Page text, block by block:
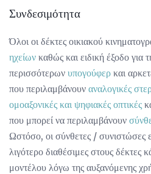
Συνδεσιμότητα
Όλοι οι δέκτες οικιακού
ηχείων καθώς και ειδική έξοδο για
περισσότερων υπογούφερ και
που περιλαμβάνουν αναλογικές
ομοαξονικές και ψηφιακές οπτικές
που μπορεί να περιλαμβάνουν
Ωστόσο, οι σύνθετες / συνιστώσες
λιγότερο διαθέσιμες στους δέκτες
μοντέλου λόγω της αυξανόμενης